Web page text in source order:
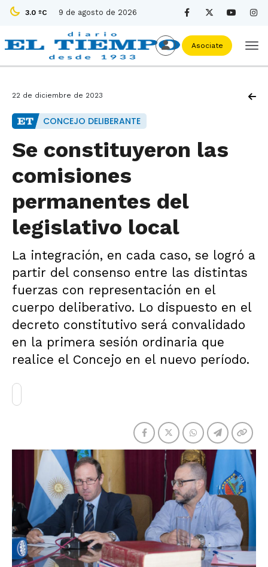
3.0 ºC 9 de agosto de 2026
Asociate
22 de diciembre de 2023
CONCEJO DELIBERANTE
Se constituyeron las
comisiones
permanentes del
legislativo local
La integración, en cada caso, se logró a
partir del consenso entre las distintas
fuerzas con representación en el
cuerpo deliberativo. Lo dispuesto en el
decreto constitutivo será convalidado
en la primera sesión ordinaria que
realice el Concejo en el nuevo período.